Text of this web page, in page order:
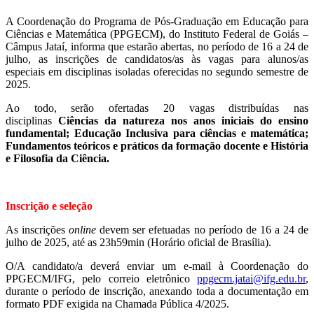
A Coordenação do Programa de Pós-Graduação em Educação para
Ciências e Matemática (PPGECM), do Instituto Federal de Goiás –
Câmpus Jataí, informa que estarão abertas, no período de 16 a 24 de
julho, as inscrições de candidatos/as às vagas para alunos/as
especiais em disciplinas isoladas oferecidas no segundo semestre de
2025.
Ao todo, serão ofertadas 20 vagas distribuídas nas
disciplinas Ciências da natureza nos anos iniciais do ensino
fundamental; Educação Inclusiva para ciências e matemática;
Fundamentos teóricos e práticos da formação docente e História
e Filosofia da Ciência.
Inscrição e seleção
As inscriçõesonline devem ser efetuadas no período de 16 a 24 de
julho de 2025, até as 23h59min (Horário oficial de Brasília).
O/A candidato/a deverá enviar um e-mail à Coordenação do
PPGECM/IFG, pelo correio eletrônico ppgecm.jatai@ifg.edu.br,
durante o período de inscrição, anexando toda a documentação em
formato PDF exigida na Chamada Pública 4/2025.